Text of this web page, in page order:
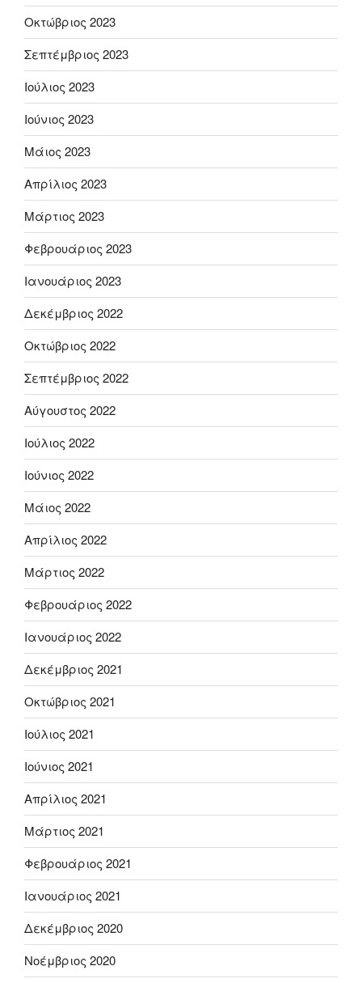
Οκτώβριος 2023
Σεπτέμβριος 2023
Ιούλιος 2023
Ιούνιος 2023
Μάιος 2023
Απρίλιος 2023
Μάρτιος 2023
Φεβρουάριος 2023
Ιανουάριος 2023
Δεκέμβριος 2022
Οκτώβριος 2022
Σεπτέμβριος 2022
Αύγουστος 2022
Ιούλιος 2022
Ιούνιος 2022
Μάιος 2022
Απρίλιος 2022
Μάρτιος 2022
Φεβρουάριος 2022
Ιανουάριος 2022
Δεκέμβριος 2021
Οκτώβριος 2021
Ιούλιος 2021
Ιούνιος 2021
Απρίλιος 2021
Μάρτιος 2021
Φεβρουάριος 2021
Ιανουάριος 2021
Δεκέμβριος 2020
Νοέμβριος 2020